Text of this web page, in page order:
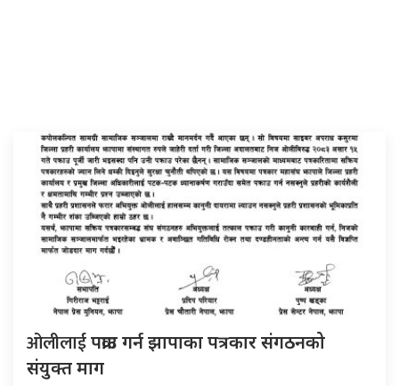
ओलीलाईपक्राउ गर्न झापाका पत्रकार संगठनको
संयुक्त माग